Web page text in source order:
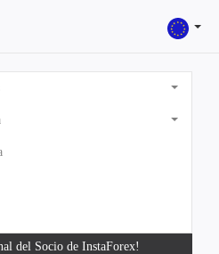
del Socio de InstaForex!